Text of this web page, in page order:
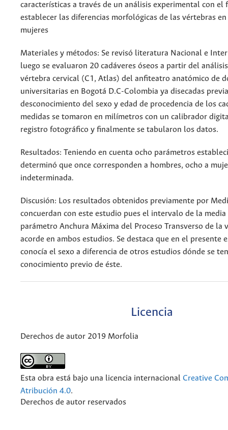
características a través de un análisis experimental con el
establecer las diferencias morfológicas de las vértebras
mujeres
Materiales y métodos: Se revisó literatura Nacional e
luego se evaluaron 20 cadáveres óseos a partir del
vértebra cervical (C1, Atlas) del anfiteatro anatómico de
universitarias en Bogotá D.C-Colombia ya disecadas
desconocimiento del sexo y edad de procedencia de los
medidas se tomaron en milímetros con un calibrador
registro fotográfico y finalmente se tabularon los datos.
Resultados: Teniendo en cuenta ocho parámetros
determinó que once corresponden a hombres, ocho a
indeterminada.
Discusión: Los resultados obtenidos previamente por
concuerdan con este estudio pues el intervalo de la media
parámetro Anchura Máxima del Proceso Transverso de la
acorde en ambos estudios. Se destaca que en el presente
conocía el sexo a diferencia de otros estudios dónde se
conocimiento previo de éste.
Licencia
Derechos de autor 2019 Morfolia
Esta obra está bajo una licencia internacional Creative
Atribución 4.0.
Derechos de autor reservados